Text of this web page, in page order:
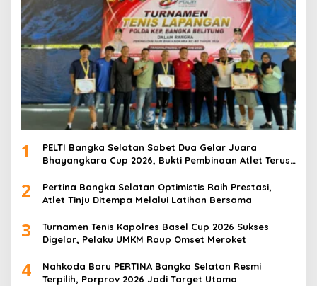
1
PELTI Bangka Selatan Sabet Dua Gelar Juara
Bhayangkara Cup 2026, Bukti Pembinaan Atlet Terus
2
Pertina Bangka Selatan Optimistis Raih Prestasi,
Atlet Tinju Ditempa Melalui Latihan Bersama
3
Turnamen Tenis Kapolres Basel Cup 2026 Sukses
Digelar, Pelaku UMKM Raup Omset Meroket
4
Nahkoda Baru PERTINA Bangka Selatan Resmi
Terpilih, Porprov 2026 Jadi Target Utama